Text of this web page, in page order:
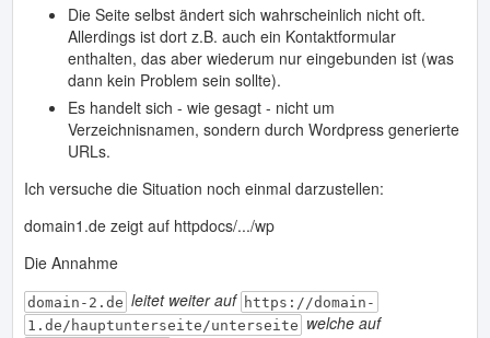
Die Seite selbst ändert sich wahrscheinlich nicht oft.
Allerdings ist dort z.B. auch ein Kontaktformular
enthalten, das aber wiederum nur eingebunden ist (was
dann kein Problem sein sollte).
Es handelt sich - wie gesagt - nicht um
Verzeichnisnamen, sondern durch Wordpress generierte
URLs.
Ich versuche die Situation noch einmal darzustellen:
domain1.de zeigt auf httpdocs/.../wp
Die Annahme
domain-2.de leitet weiter auf https://domain-
1.de/hauptunterseite/unterseite welche auf